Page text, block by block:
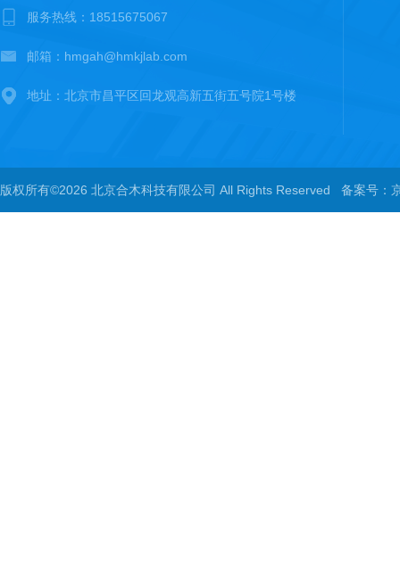
服务热线：18515675067
邮箱：hmgah@hmkjlab.com
地址：北京市昌平区回龙观高新五街五号院1号楼
版权所有©2026 北京合木科技有限公司 All Rights Reserved 备案号：